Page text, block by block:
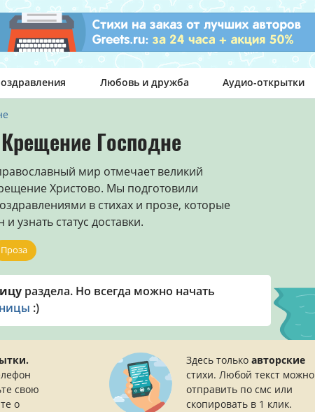
Любовь и дружба Аудио-открытки
Господне
мир отмечает великий
Христово. Мы подготовили
в стихах и прозе, которые
узнать статус доставки.
Проза
раздела. Но всегда можно начать
:)
свою
о
Здесь только авторские
стихи. Любой текст можно
отправить по смс или
скопировать в 1 клик.